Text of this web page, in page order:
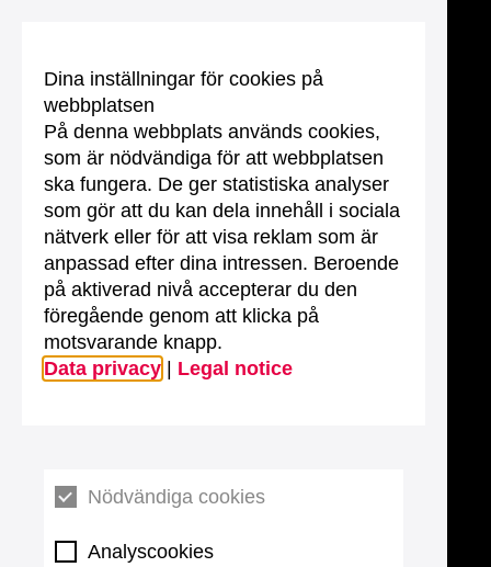
Dina inställningar för cookies på
webbplatsen
På denna webbplats används cookies,
som är nödvändiga för att webbplatsen
ska fungera. De ger statistiska analyser
som gör att du kan dela innehåll i sociala
nätverk eller för att visa reklam som är
anpassad efter dina intressen. Beroende
på aktiverad nivå accepterar du den
föregående genom att klicka på
motsvarande knapp.
Data privacy
Legal notice
Nödvändiga cookies
Analyscookies